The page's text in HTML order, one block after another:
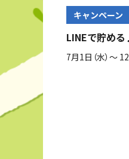
キャンペーン
LINEで貯め
7月1日（水）～